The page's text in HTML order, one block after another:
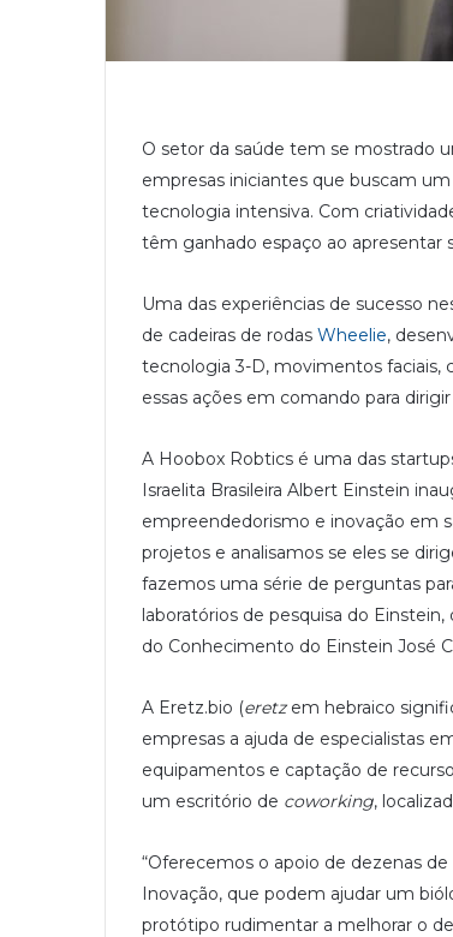
O setor da saúde tem se mostrado
empresas iniciantes que buscam
tecnologia intensiva. Com
têm ganhado espaço ao apresentar
Uma das experiências de sucesso
de cadeiras de rodas Wheelie,
tecnologia 3-D, movimentos faciais,
essas ações em comando para
A Hoobox Robtics é uma das
Israelita Brasileira Albert Einstein
empreendedorismo e inovação em
projetos e analisamos se eles se
fazemos uma série de perguntas
laboratórios de pesquisa do
do Conhecimento do Einstein José
A Eretz.bio (eretzem hebraico
empresas a ajuda de especialistas
equipamentos e captação de
um escritório de coworking,
“Oferecemos o apoio de dezenas
Inovação, que podem ajudar um
protótipo rudimentar a melhorar o